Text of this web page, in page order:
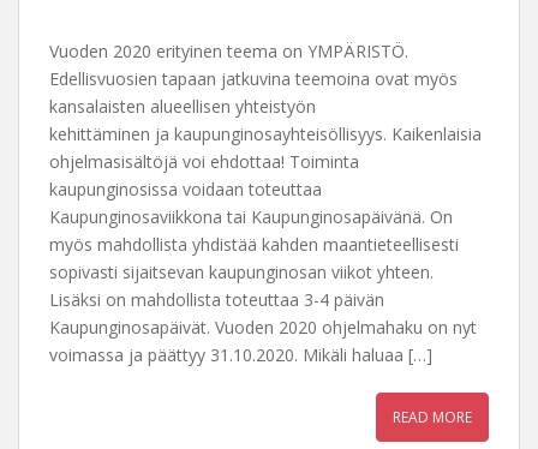
Vuoden 2020 erityinen teema on YMPÄRISTÖ.
Edellisvuosien tapaan jatkuvina teemoina ovat myös
kansalaisten alueellisen yhteistyön
kehittäminen ja kaupunginosayhteisöllisyys. Kaikenlaisia
ohjelmasisältöjä voi ehdottaa! Toiminta
kaupunginosissa voidaan toteuttaa
Kaupunginosaviikkona tai Kaupunginosapäivänä. On
myös mahdollista yhdistää kahden maantieteellisesti
sopivasti sijaitsevan kaupunginosan viikot yhteen.
Lisäksi on mahdollista toteuttaa 3-4 päivän
Kaupunginosapäivät. Vuoden 2020 ohjelmahaku on nyt
voimassa ja päättyy 31.10.2020. Mikäli haluaa […]
READ MORE